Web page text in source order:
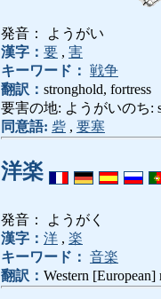
発音： ようがい
漢字： 要 , 害
キーワード： 戦争
翻訳： stronghold, fortress
要害の地: ようがいのち:
同意語: 砦 , 要塞
洋楽
発音： ようがく
漢字： 洋 , 楽
キーワード： 音楽
翻訳： Western [European]